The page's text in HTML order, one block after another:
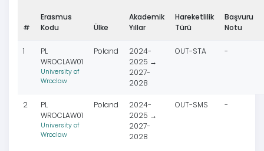
#
Erasmus
Kodu
Ülke
Akademik
Yıllar
Hareketlilik
Türü
Başvuru
Notu
1
PL
WROCLAW01
University of
Wroclaw
Poland
2024-
2025 →
2027-
2028
OUT-STA -
2
PL
WROCLAW01
University of
Wroclaw
Poland
2024-
2025 →
2027-
2028
OUT-SMS -